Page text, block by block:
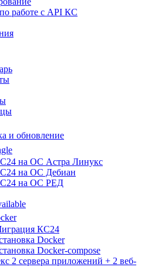
работе с API КС
и обновление
на ОС Астра Линукс
на ОС Дебиан
на ОС РЕД
КС24
Docker
Docker-compose
2 сервера приложений + 2 веб-